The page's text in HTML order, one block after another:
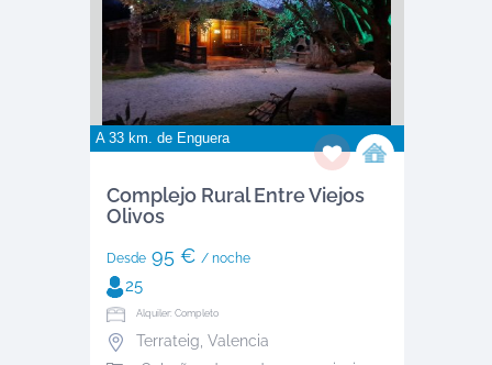
A 33 km. de Enguera
Complejo Rural Entre Viejos
Olivos
Desde95 € / noche
25
Alquiler: Completo
Terrateig, Valencia